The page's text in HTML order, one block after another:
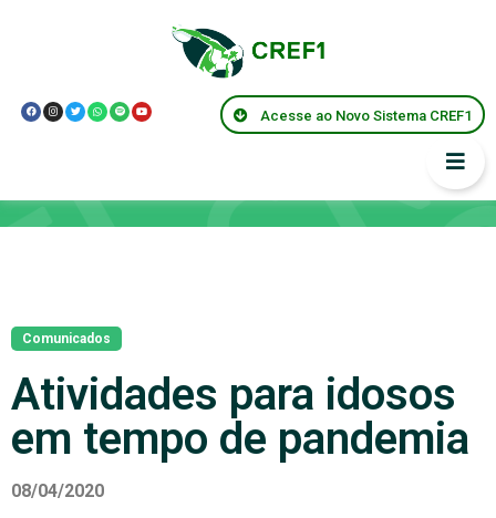
Acesse ao Novo Sistema CREF1
Comunicados
Atividades para idosos
em tempo de pandemia
08/04/2020